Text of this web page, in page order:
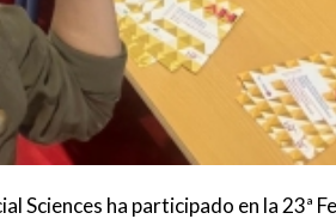
Sciences ha participado en la 23ª